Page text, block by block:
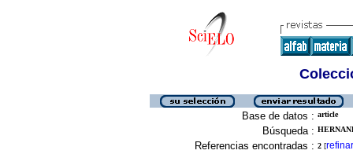
Base de datos : article
Búsqueda :
Referencias encontradas : 2 [refinar